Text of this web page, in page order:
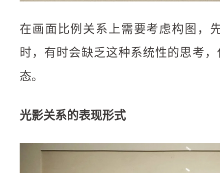
在画面比例关系上需要考虑构图，
时，有时会缺乏这种系统性的思考，
态。
光影关系的表现形式